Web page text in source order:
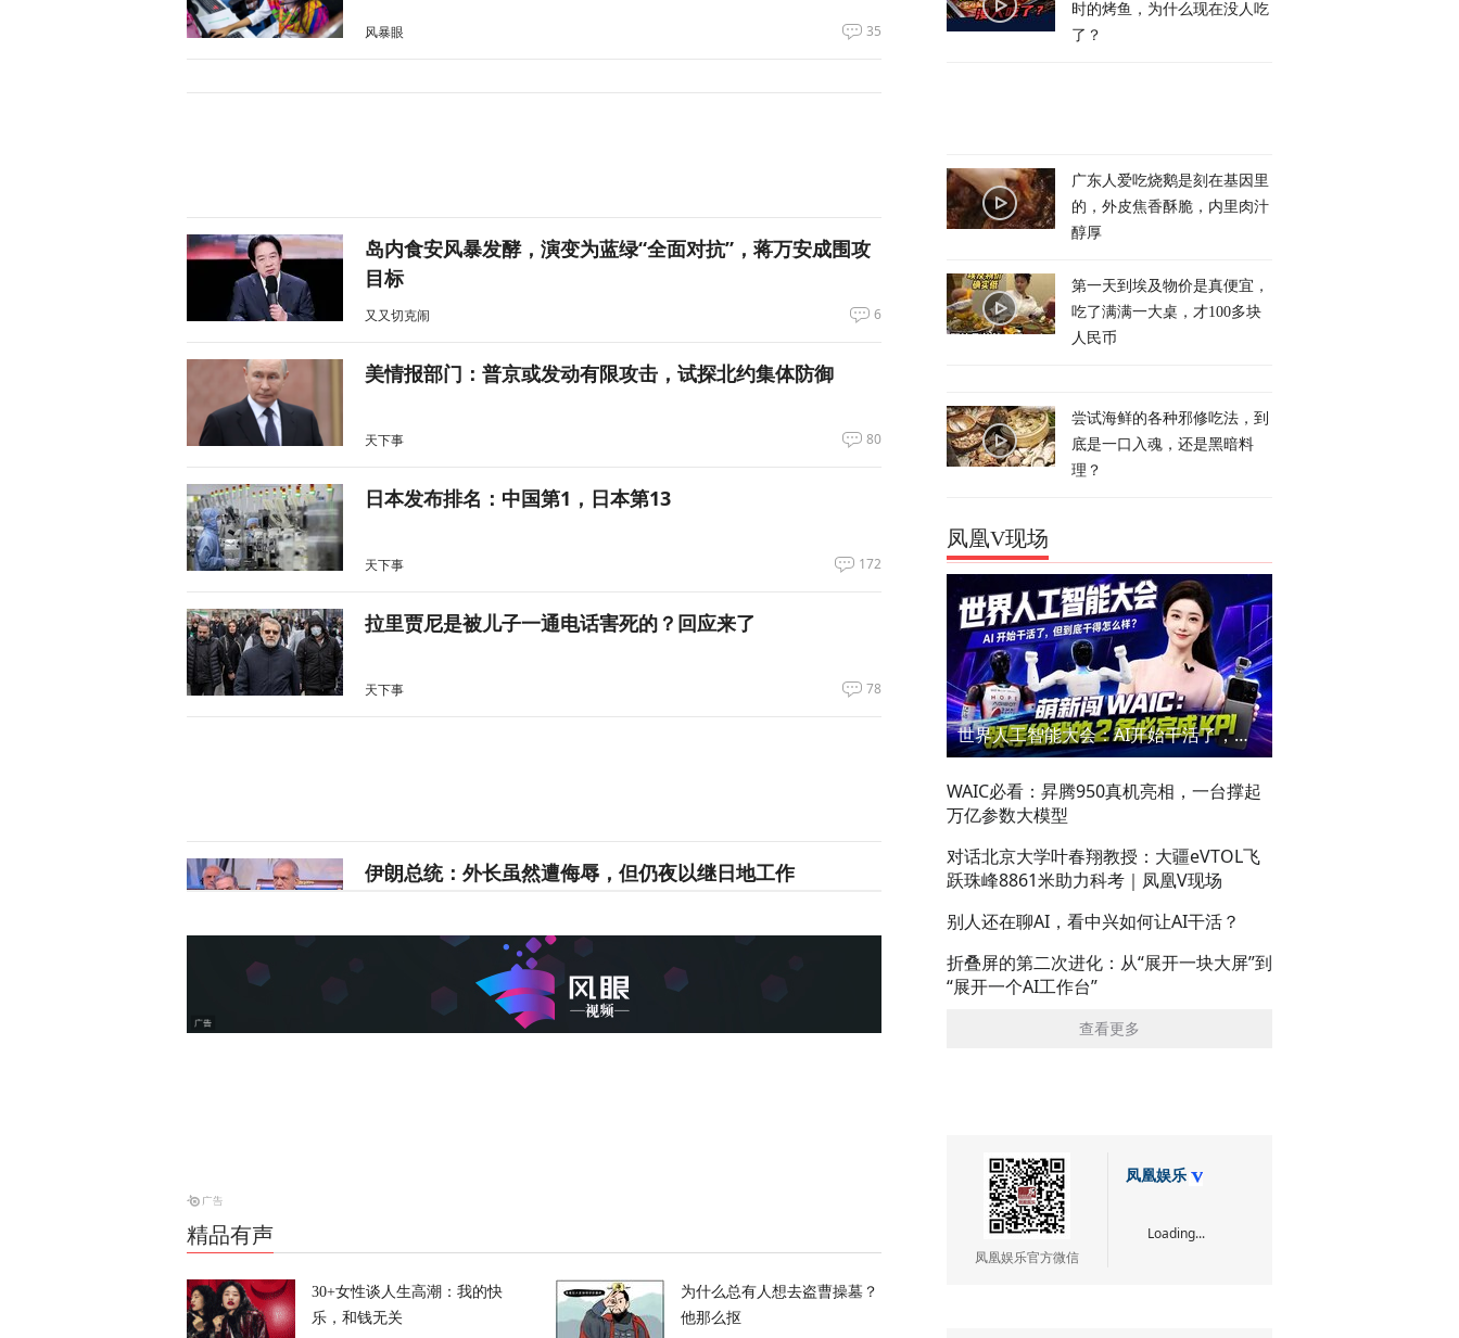
风暴眼 35
岛内食安风暴发酵，演变为蓝绿“全面对抗”，蒋万安成围攻
目标
又又切克闹 6
美情报部门：普京或发动有限攻击，试探北约集体防御
天下事 80
日本发布排名：中国第1，日本第13
天下事 172
拉里贾尼是被儿子一通电话害死的？回应来了
天下事 78
伊朗总统：外长虽然遭侮辱，但仍夜以继日地工作
天下事 66
沙特与两国签重磅军事协议，伊朗首度回应！
耗资4亿美元，特朗普的白宫宴会厅修建项目被叫停
天下事
精品有声
30+女性谈人生高潮：我的快
乐，和钱无关
为什么总有人想去盗曹操墓？
他那么抠
时的烤鱼，为什么现在没人吃
了？
广东人爱吃烧鹅是刻在基因里
的，外皮焦香酥脆，内里肉汁
醇厚
第一天到埃及物价是真便宜，
吃了满满一大桌，才100多块
人民币
尝试海鲜的各种邪修吃法，到
底是一口入魂，还是黑暗料
理？
凤凰V现场
世界人工智能大会：AI开始干活了，但到底干的怎么样？萌新闯WAIC
WAIC必看：昇腾950真机亮相，一台撑起
万亿参数大模型
对话北京大学叶春翔教授：大疆eVTOL飞
跃珠峰8861米助力科考｜凤凰V现场
别人还在聊AI，看中兴如何让AI干活？
折叠屏的第二次进化：从“展开一块大屏”到
“展开一个AI工作台”
查看更多
凤凰娱乐官方微信
凤凰娱乐
Loading...